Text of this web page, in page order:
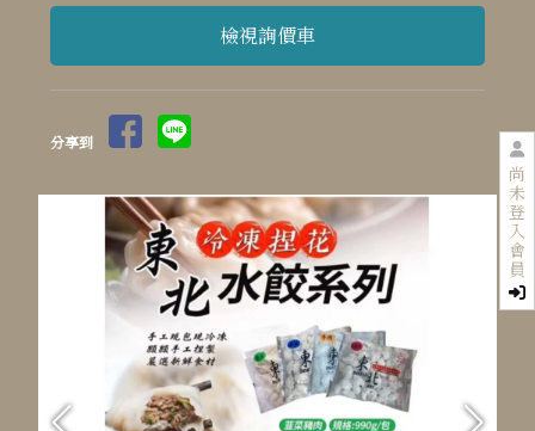
尚
未
登
入
會
員
檢視詢價車
分享到